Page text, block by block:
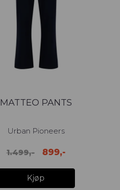
MATTEO PANTS
Urban Pioneers
1.499,- 899,-
Kjøp